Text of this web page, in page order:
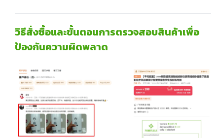
วิธีสั่งซื้อและขั้นตอนการตรวจสอบสินค้าเพื่อ
ป้องกันความผิดพลาด